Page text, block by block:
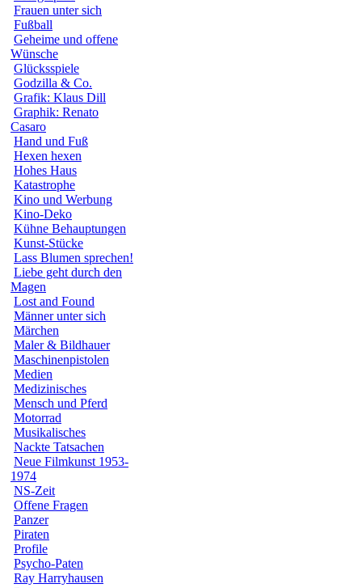
Frauen unter sich
Fußball
Geheime und offene
Wünsche
Glücksspiele
Godzilla & Co.
Grafik: Klaus Dill
Graphik: Renato
Casaro
Hand und Fuß
Hexen hexen
Hohes Haus
Katastrophe
Kino und Werbung
Kino-Deko
Kühne Behauptungen
Kunst-Stücke
Lass Blumen sprechen!
Liebe geht durch den
Magen
Lost and Found
Männer unter sich
Märchen
Maler & Bildhauer
Maschinenpistolen
Medien
Medizinisches
Mensch und Pferd
Motorrad
Musikalisches
Nackte Tatsachen
Neue Filmkunst 1953-
1974
NS-Zeit
Offene Fragen
Panzer
Piraten
Profile
Psycho-Paten
Ray Harryhausen